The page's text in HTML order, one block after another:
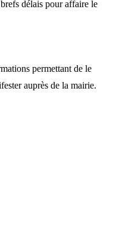
délais pour affaire le
permettant de le
auprès de la mairie.